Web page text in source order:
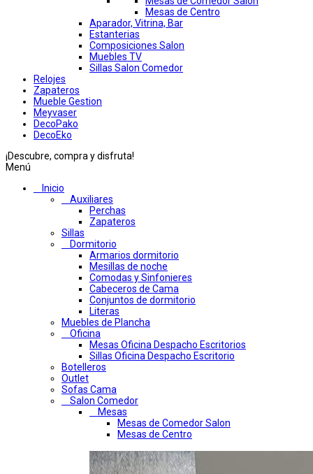
Mesas de Centro
Aparador, Vitrina, Bar
Estanterias
Composiciones Salon
Muebles TV
Sillas Salon Comedor
Relojes
Zapateros
Mueble Gestion
Meyvaser
DecoPako
DecoEko
¡Descubre, compra y disfruta!
Menú
Inicio
Auxiliares
Perchas
Zapateros
Sillas
Dormitorio
Armarios dormitorio
Mesillas de noche
Comodas y Sinfonieres
Cabeceros de Cama
Conjuntos de dormitorio
Literas
Muebles de Plancha
Oficina
Mesas Oficina Despacho Escritorios
Sillas Oficina Despacho Escritorio
Botelleros
Outlet
Sofas Cama
Salon Comedor
Mesas
Mesas de Comedor Salon
Mesas de Centro